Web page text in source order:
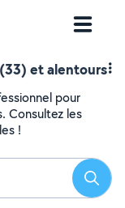
et alentours
pour
Consultez les
!